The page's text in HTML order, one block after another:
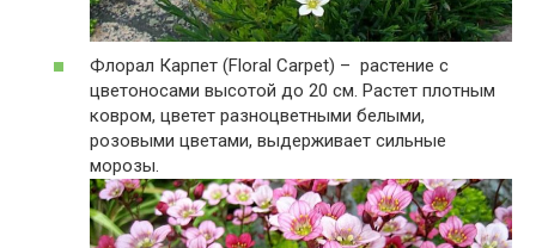
Флорал Карпет (Floral Carpet) – растение с
цветоносами высотой до 20 см. Растет плотным
ковром, цветет разноцветными белыми,
розовыми цветами, выдерживает сильные
морозы.